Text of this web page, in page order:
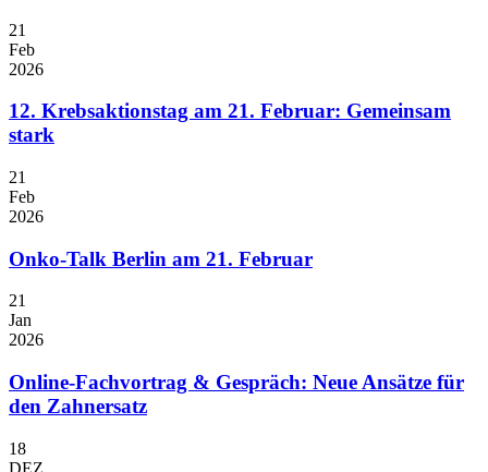
21
Feb
2026
12. Krebsaktionstag am 21. Februar: Gemeinsam
stark
21
Feb
2026
Onko-Talk Berlin am 21. Februar
21
Jan
2026
Online-Fachvortrag & Gespräch: Neue Ansätze für
den Zahnersatz
18
DEZ